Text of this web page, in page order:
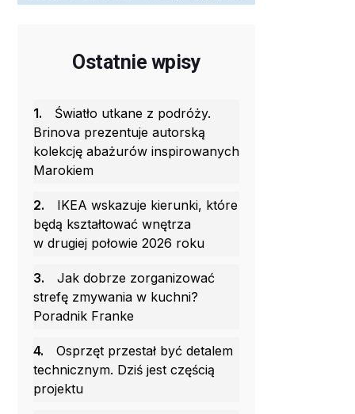
Ostatnie wpisy
1.
Światło utkane z podróży.
Brinova prezentuje autorską
kolekcję abażurów inspirowanych
Marokiem
2.
IKEA wskazuje kierunki, które
będą kształtować wnętrza
w drugiej połowie 2026 roku
3.
Jak dobrze zorganizować
strefę zmywania w kuchni?
Poradnik Franke
4.
Osprzęt przestał być detalem
technicznym. Dziś jest częścią
projektu